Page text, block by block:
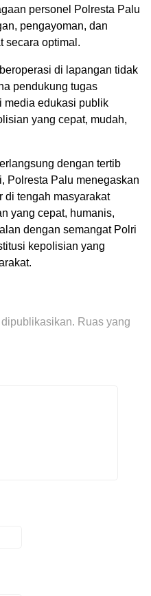
personel Polresta Palu
pengayoman, dan
secara optimal.
di lapangan tidak
pendukung tugas
media edukasi publik
yang cepat, mudah,
dengan tertib
Polresta Palu menegaskan
di tengah masyarakat
yang cepat, humanis,
dengan semangat Polri
kepolisian yang
Ruas yang